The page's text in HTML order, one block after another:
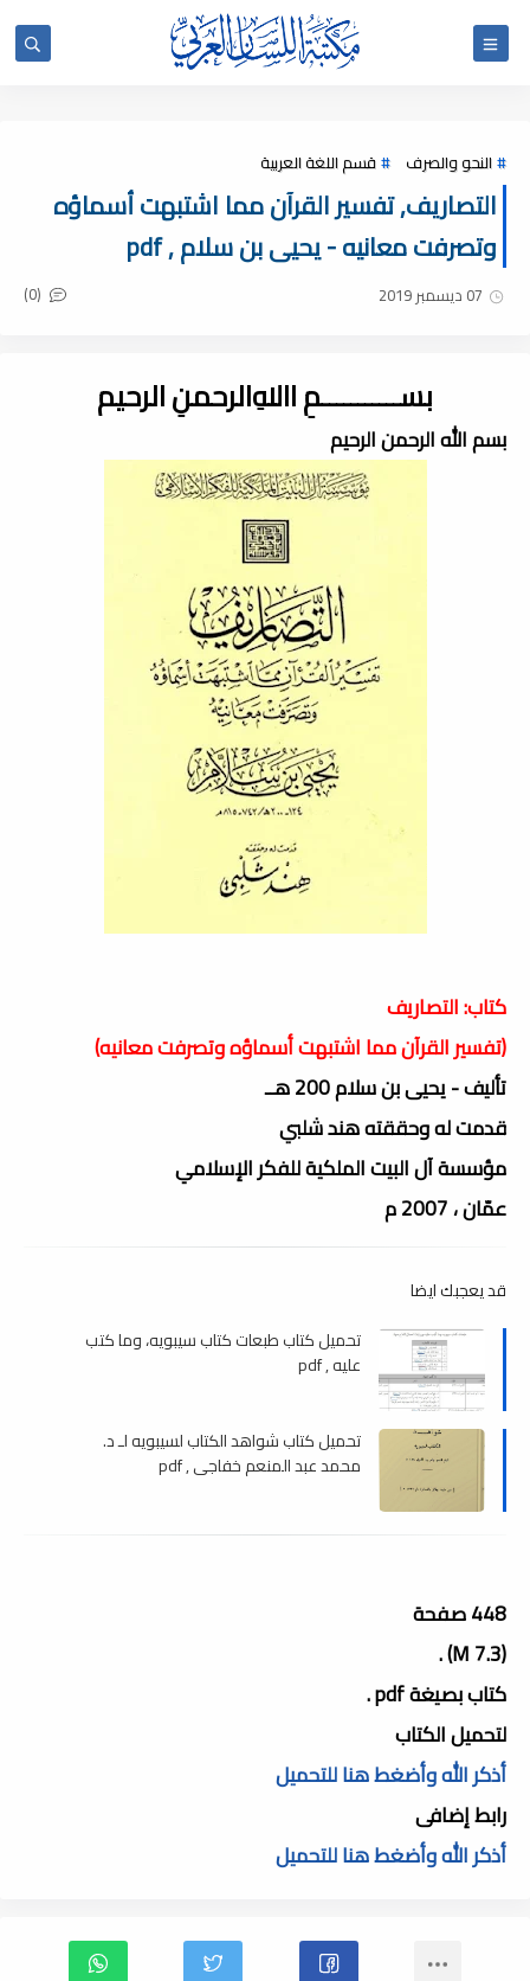
النحو والصرف قسم اللغة العربية
التصاريف, تفسير القرآن مما اشتبهت أسماؤه
وتصرفت معانيه - يحيى بن سلام , pdf
07 ديسمبر 2019 (0)
بســـــــــــمِ اﷲِالرحمنِ الرحيم
بسم الله الرحمن الرحيم
كتاب: التصاريف
(تفسير القرآن مما اشتبهت أسماؤه وتصرفت معانيه)
تأليف - يحيى بن سلام 200 هــ
قدمت له وحققته هند شلبي
مؤسسة آل البيت الملكية للفكر الإسلامي
عمّان ، 2007 م
قد يعجبك ايضا
تحميل كتاب طبعات كتاب سيبويه، وما كتب
عليه , pdf
تحميل كتاب شواهد الكتاب لسيبويه لـ د.
محمد عبد المنعم خفاجى , pdf
448 صفحة
(7.3 M) .
كتاب بصيغة pdf .
لتحميل الكتاب
أذكر الله وأضغط هنا للتحميل
رابط إضافى
أذكر الله وأضغط هنا للتحميل